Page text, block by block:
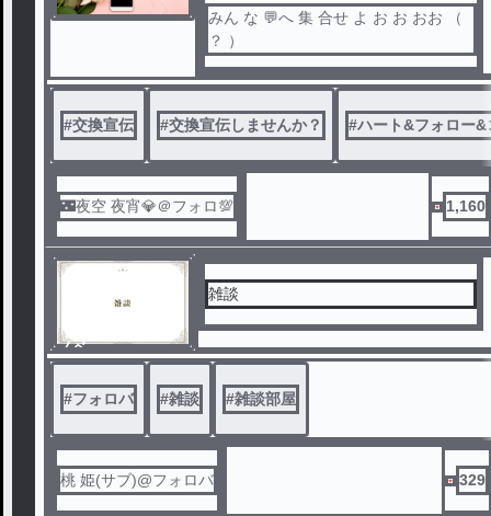
みん な 💬へ 集 合せ よ お お おお （
？ ）
#交換宣伝 #交換宣伝しませんか？ #ハート&フォロー
🌃夜空 夜宵💎＠フォロ💯 1,160
ノベ
ル
雑談
#フォロバ #雑談 #雑談部屋
桃 姫(サブ)@フォロバ 329